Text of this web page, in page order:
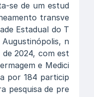
se de um estud
transve
Estadual do T
n
2024, com est
e Medici
por 184 particip
pesquisa de pre